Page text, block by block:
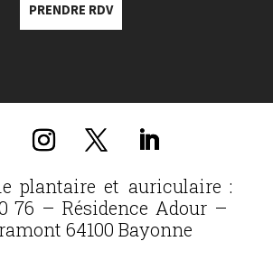
PRENDRE RDV
plantaire et auriculaire :
76 – Résidence Adour –
64100 Bayonne